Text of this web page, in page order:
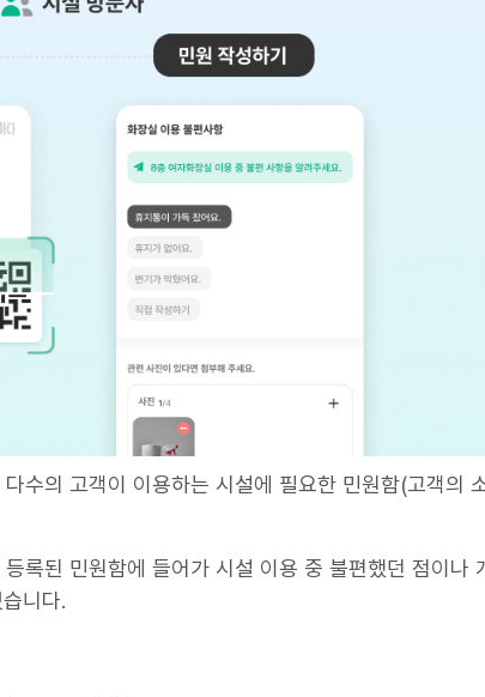
수의 고객이 이용하는 시설에 필요한 민원함(고객의
록된 민원함에 들어가 시설 이용 중 불편했던 점이나
니다.